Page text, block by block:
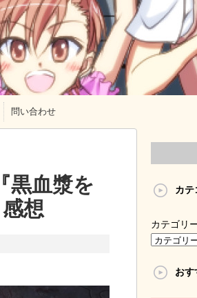
問い合わせ
黒血漿を
想
カテ
カテゴリ
お